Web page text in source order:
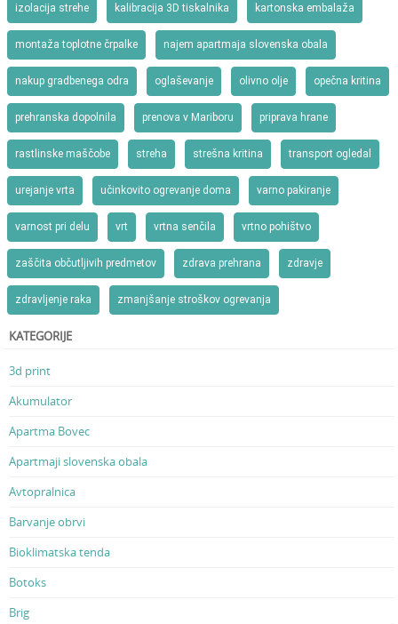
izolacija strehe kalibracija 3D tiskalnika kartonska embalaža
montaža toplotne črpalke najem apartmaja slovenska obala
nakup gradbenega odra oglaševanje olivno olje opečna kritina
prehranska dopolnila prenova v Mariboru priprava hrane
rastlinske maščobe streha strešna kritina transport ogledal
urejanje vrta učinkovito ogrevanje doma varno pakiranje
varnost pri delu vrt vrtna senčila vrtno pohištvo
zaščita občutljivih predmetov zdrava prehrana zdravje
zdravljenje raka zmanjšanje stroškov ogrevanja
KATEGORIJE
3d print
Akumulator
Apartma Bovec
Apartmaji slovenska obala
Avtopralnica
Barvanje obrvi
Bioklimatska tenda
Botoks
Brig